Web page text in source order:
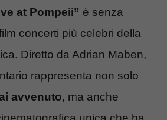
at Pompeii” è senza
concerti più celebri della
Diretto da Adrian Maben,
rappresenta non solo
avvenuto, ma anche